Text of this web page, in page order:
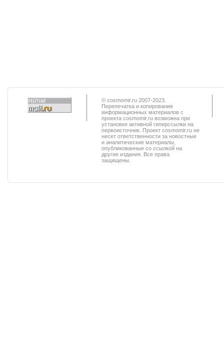
© cosmomir.ru 2007-2023.
Перепечатка и копирование
информационных материалов с
проекта cosmomir.ru возможна при
установке активной гиперссылки на
первоисточник. Проект cosmomir.ru не
несет ответственности за новостные
и аналитические материалы,
опубликованные со ссылкой на
другие издания. Все права
защищены.